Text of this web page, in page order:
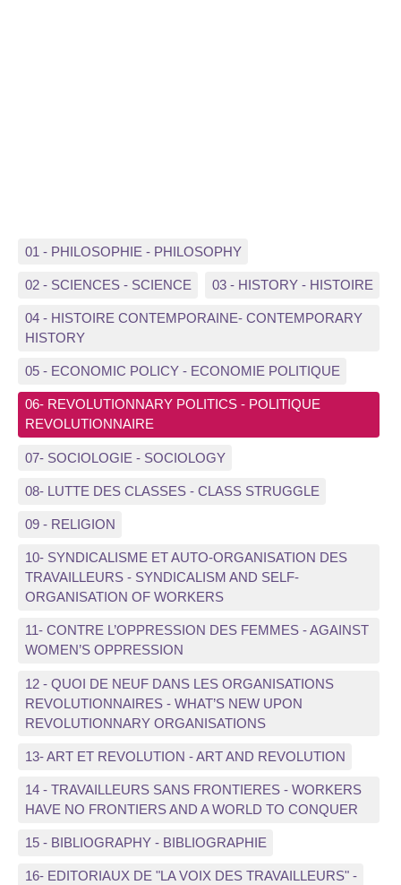
01 - PHILOSOPHIE - PHILOSOPHY
02 - SCIENCES - SCIENCE 03 - HISTORY - HISTOIRE
04 - HISTOIRE CONTEMPORAINE- CONTEMPORARY
HISTORY
05 - ECONOMIC POLICY - ECONOMIE POLITIQUE
06- REVOLUTIONNARY POLITICS - POLITIQUE
REVOLUTIONNAIRE
07- SOCIOLOGIE - SOCIOLOGY
08- LUTTE DES CLASSES - CLASS STRUGGLE
09 - RELIGION
10- SYNDICALISME ET AUTO-ORGANISATION DES
TRAVAILLEURS - SYNDICALISM AND SELF-
ORGANISATION OF WORKERS
11- CONTRE L’OPPRESSION DES FEMMES - AGAINST
WOMEN’S OPPRESSION
12 - QUOI DE NEUF DANS LES ORGANISATIONS
REVOLUTIONNAIRES - WHAT’S NEW UPON
REVOLUTIONNARY ORGANISATIONS
13- ART ET REVOLUTION - ART AND REVOLUTION
14 - TRAVAILLEURS SANS FRONTIERES - WORKERS
HAVE NO FRONTIERS AND A WORLD TO CONQUER
15 - BIBLIOGRAPHY - BIBLIOGRAPHIE
16- EDITORIAUX DE "LA VOIX DES TRAVAILLEURS" -